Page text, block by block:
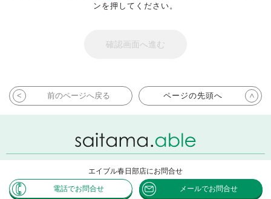
ンを押してください。
前のページへ戻る ページの先頭へ
Copyright ABLE INC. All rights reserved.
Powered by CHINTAI
エイブル春日部店にお問合せ
電話でお問合せ メールでお問合せ